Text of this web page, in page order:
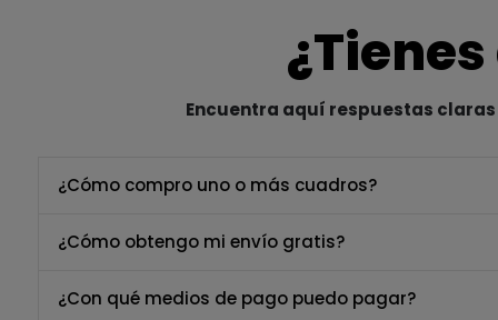
Encuentra aquí respuestas
¿Cómo compro uno o más cuadros?
¿Cómo obtengo mi envío gratis?
¿Con qué medios de pago puedo pagar?